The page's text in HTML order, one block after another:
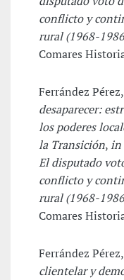
conflicto y
rural (1968-
Comares
Ferrández
desaparecer:
los poderes
la Transición,in
El disputado
conflicto y
rural (1968-
Comares
Ferrández
clientelar y